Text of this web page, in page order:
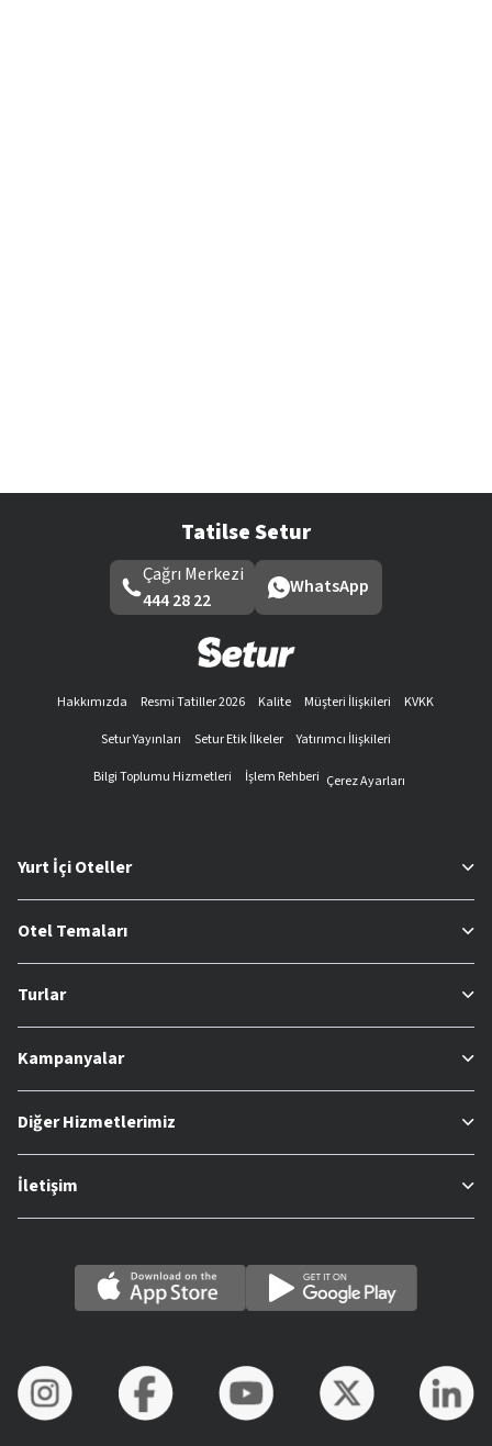
Tatilse Setur
Çağrı Merkezi
444 28 22
WhatsApp
Hakkımızda Resmi Tatiller 2026 Kalite Müşteri İlişkileri
KVKK
Setur Yayınları
Setur Etik İlkeler
Yatırımcı İlişkileri
Bilgi Toplumu Hizmetleri
İşlem Rehberi Çerez Ayarları
Yurt İçi Oteller
Otel Temaları
Turlar
Kampanyalar
Diğer Hizmetlerimiz
İletişim